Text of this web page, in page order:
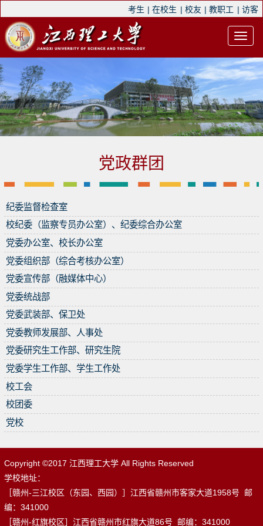
考生 | 在校生 | 校友 | 教职工 | 访客
党政群团
纪委监督检查室
校纪委（监察专员办公室）、纪委综合办公室
党委办公室、校长办公室
党委组织部（综合考核办公室）
党委宣传部（融媒体中心）
党委统战部
党委武装部、保卫处
党委教师发展部、人事处
党委研究生工作部、研究生院
党委学生工作部、学生工作处
校工会
校团委
党校
Copyright ©2017 江西理工大学 All Rights Reserved
学校地址：
［赣州-三江校区（东园、西园）］江西省赣州市客家大道1958号 邮
编：341000
［赣州-红旗校区］江西省赣州市红旗大道86号 邮编：341000